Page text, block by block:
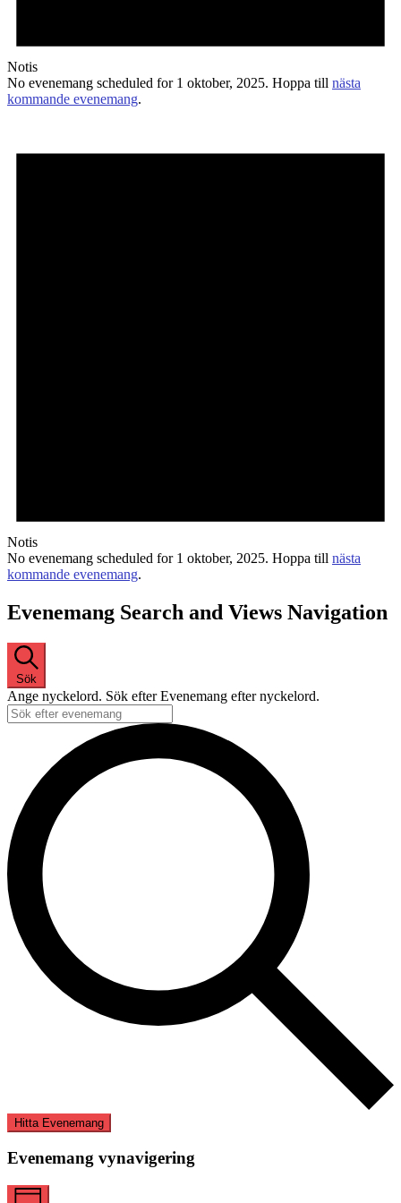
Notis
No evenemang scheduled for 1 oktober, 2025. Hoppa till nästa
kommande evenemang.
Notis
No evenemang scheduled for 1 oktober, 2025. Hoppa till nästa
kommande evenemang.
Evenemang Search and Views Navigation
Sök
Ange nyckelord. Sök efter Evenemang efter nyckelord.
Hitta Evenemang
Evenemang vynavigering